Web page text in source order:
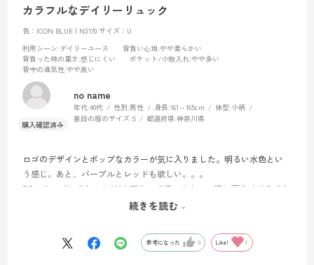
カラフルなデイリーリュック
色：ICON BLUE | N3170 サイズ：U
利用シーン:デイリーユース 背負い心地:やや柔らかい
背負った時の重さ:感じにくい ポケット/小物入れ:やや多い
背中の通気性:やや高い
no name
年代:40代 性別:男性 身長:161～165cm 体型:小柄
普段の服のサイズ:S 都道府県:神奈川県
ロゴのデザインとポップなカラーが気に入りました。明るい水色とい
う感じ。あと、パープルとレッドも欲しい。。。
PCスリーブにポケットが4か所あって使いやすい。特に両サイドのポケ
ットは傘とドリンクを入れるのにちょうどいい。軽い雨のときはしっ
続きを読む
参考になった 0 Like! 1